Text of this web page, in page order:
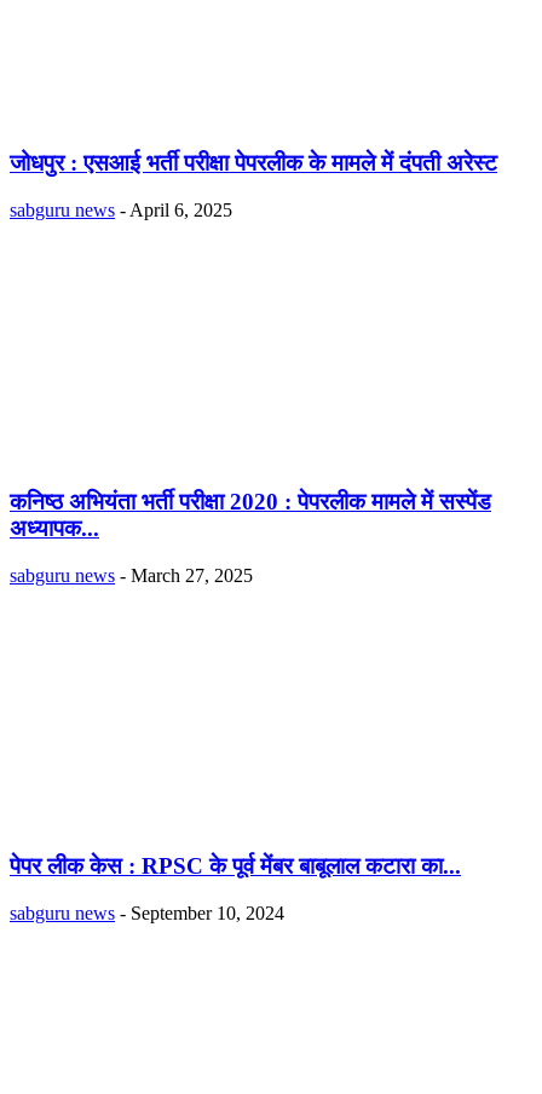
जोधपुर : एसआई भर्ती परीक्षा पेपरलीक के मामले में दंपती अरेस्ट
sabguru news - April 6, 2025
कनिष्ठ अभियंता भर्ती परीक्षा 2020 : पेपरलीक मामले में सस्पेंड
अध्यापक...
sabguru news - March 27, 2025
पेपर लीक केस : RPSC के पूर्व मेंबर बाबूलाल कटारा का...
sabguru news - September 10, 2024